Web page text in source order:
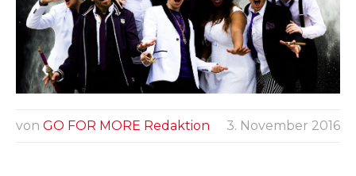
von GO FOR MORE Redaktion 3. November 2016